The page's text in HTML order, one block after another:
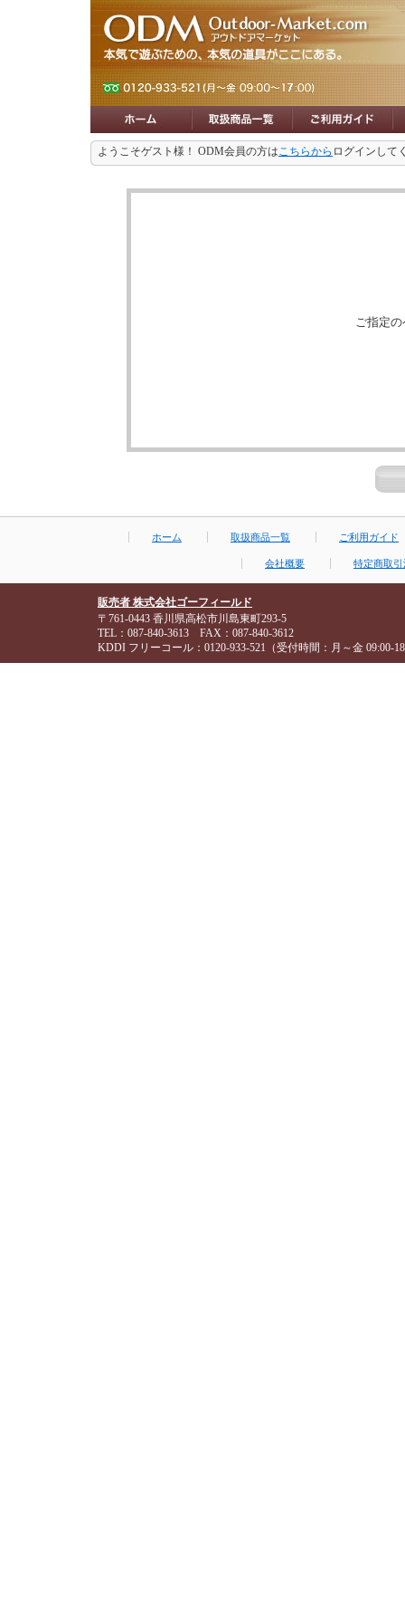
ようこそゲスト様！ ODM会員の方はこちらから ログインして
ご指定
ホーム 取扱商品一覧 ご利用ガイド
会社概要 特定商取
販売者 株式会社ゴーフィールド
〒761-0443 香川県高松市川島東町293-5
TEL：087-840-3613 FAX：087-840-3612
KDDI フリーコール：0120-933-521（受付時間：月～金 09:00-